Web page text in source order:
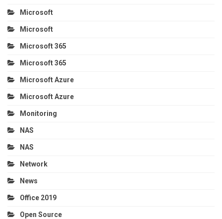
Microsoft
Microsoft
Microsoft 365
Microsoft 365
Microsoft Azure
Microsoft Azure
Monitoring
NAS
NAS
Network
News
Office 2019
Open Source